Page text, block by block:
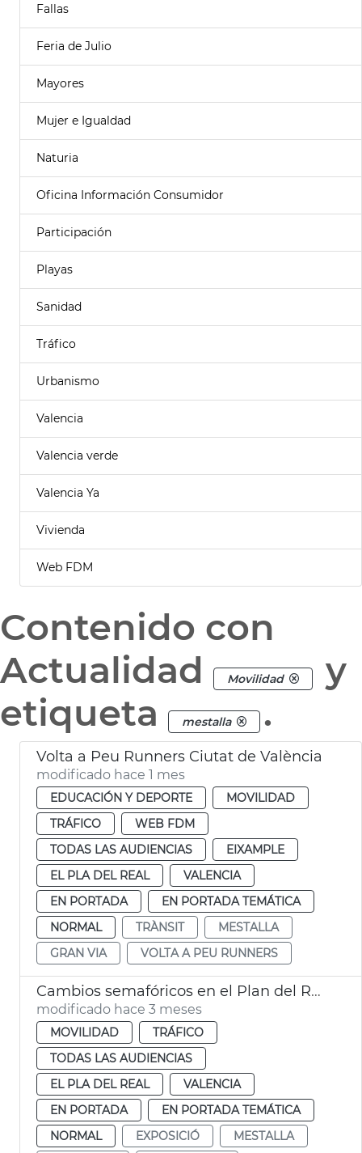
Fallas
Feria de Julio
Mayores
Mujer e Igualdad
Naturia
Oficina Información Consumidor
Participación
Playas
Sanidad
Tráfico
Urbanismo
Valencia
Valencia verde
Valencia Ya
Vivienda
Web FDM
Contenido con
Actualidad
Movilidad
y
etiqueta
mestalla .
Volta a Peu Runners Ciutat de València
modificado hace 1 mes
EDUCACIÓN Y DEPORTE
MOVILIDAD
TRÁFICO
WEB FDM
TODAS LAS AUDIENCIAS
EIXAMPLE
EL PLA DEL REAL
VALENCIA
EN PORTADA
EN PORTADA TEMÁTICA
NORMAL
TRÀNSIT
MESTALLA
GRAN VIA
VOLTA A PEU RUNNERS
Cambios semafóricos en el Plan del Real València
modificado hace 3 meses
MOVILIDAD
TRÁFICO
TODAS LAS AUDIENCIAS
EL PLA DEL REAL
VALENCIA
EN PORTADA
EN PORTADA TEMÁTICA
NORMAL
EXPOSICIÓ
MESTALLA